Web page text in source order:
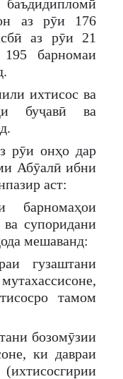
аз рӯи 176
аз рӯи 21
барномаи
ихтисос ва
буҷавӣ ва
рӯи онҳо дар
Абӯалӣ ибни
аст:
барномаҳои
ва супоридани
мешаванд:
гузаштани
тамом
бозомӯзии
ки давраи